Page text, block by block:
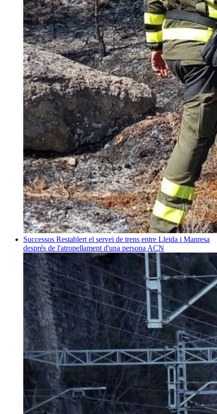
Successos Restablert el servei de trens entre Lleida i Manresa
després de l'atropellament d'una persona ACN